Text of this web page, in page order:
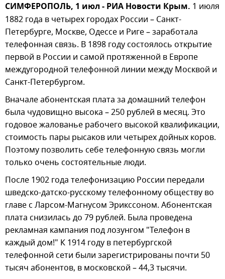
СИМФЕРОПОЛЬ, 1 июл - РИА Новости Крым. 1 июля
1882 года в четырех городах России – Санкт-
Петербурге, Москве, Одессе и Риге – заработала
телефонная связь. В 1898 году состоялось открытие
первой в России и самой протяженной в Европе
междугородной телефонной линии между Москвой и
Санкт-Петербургом.
Вначале абонентская плата за домашний телефон
была чудовищно высока – 250 рублей в месяц. Это
годовое жалованье рабочего высокой квалификации,
стоимость пары рысаков или четырех дойных коров.
Поэтому позволить себе телефонную связь могли
только очень состоятельные люди.
После 1902 года телефонизацию России передали
шведско-датско-русскому телефонному обществу во
главе с Ларсом-Магнусом Эрикссоном. Абонентская
плата снизилась до 79 рублей. Была проведена
рекламная кампания под лозунгом "Телефон в
каждый дом!" К 1914 году в петербургской
телефонной сети были зарегистрированы почти 50
тысяч абонентов, в московской – 44,3 тысячи.